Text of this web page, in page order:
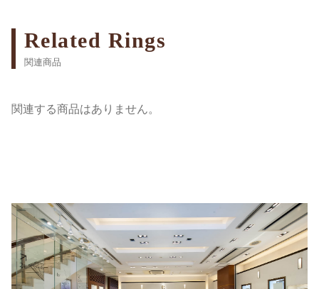
Related Rings
関連商品
関連する商品はありません。